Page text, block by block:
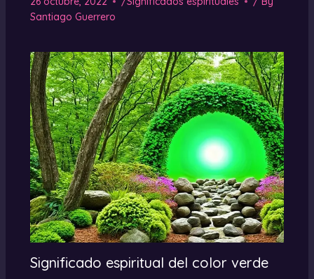
Santiago Guerrero
Significado espiritual del color verde